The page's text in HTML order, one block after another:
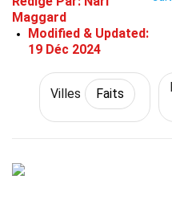
Maggard
Modified & Updated:
19 Déc 2024
Villes Faits